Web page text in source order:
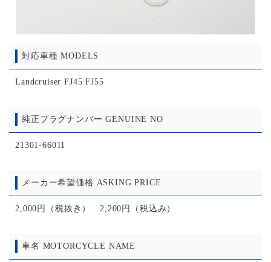
対応車種 MODELS
Landcruiser FJ45.FJ55
純正プラグナンバー GENUINE NO
21301-66011
メーカー希望価格 ASKING PRICE
2,000円（税抜き） 2,200円（税込み）
車名 MOTORCYCLE NAME